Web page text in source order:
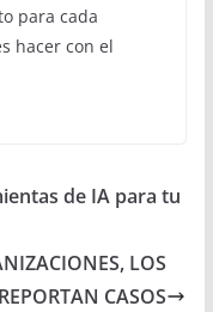
para cada
hacer con el
de IA para tu
LOS
CASOS